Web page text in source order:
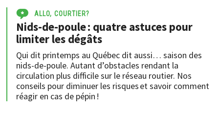
ALLO, COURTIER?
Nids-de-poule : quatre astuces pour
limiter les dégâts
Qui dit printemps au Québec dit aussi… saison des
nids-de-poule. Autant d’obstacles rendant la
circulation plus difficile sur le réseau routier. Nos
conseils pour diminuer les risques et savoir comment
réagir en cas de pépin !